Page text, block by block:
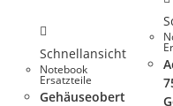
Schnellansicht
Notebook
Ersatzteile
Gehäuseobert